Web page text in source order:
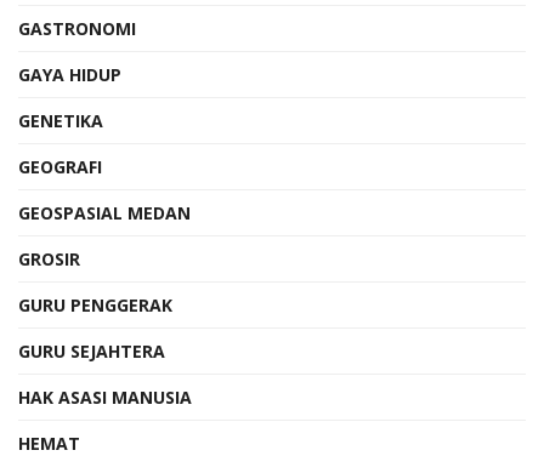
GASTRONOMI
GAYA HIDUP
GENETIKA
GEOGRAFI
GEOSPASIAL MEDAN
GROSIR
GURU PENGGERAK
GURU SEJAHTERA
HAK ASASI MANUSIA
HEMAT